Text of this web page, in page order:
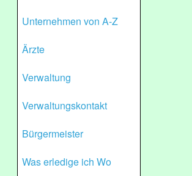
Unternehmen von A-Z
Ärzte
Verwaltung
Verwaltungskontakt
Bürgermeister
Was erledige ich Wo